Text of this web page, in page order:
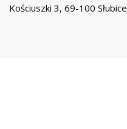
Kościuszki 3, 69-100 Słubice